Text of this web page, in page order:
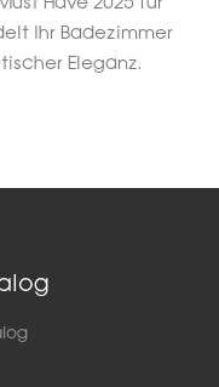
Ihr Badezimmer
Eleganz.